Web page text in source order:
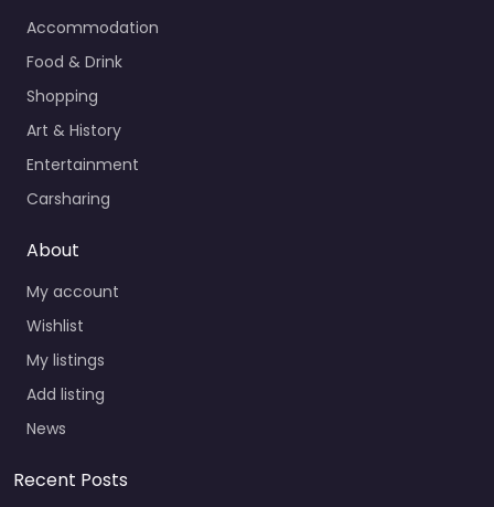
Accommodation
Food & Drink
Shopping
Art & History
Entertainment
Carsharing
About
My account
Wishlist
My listings
Add listing
News
Recent Posts